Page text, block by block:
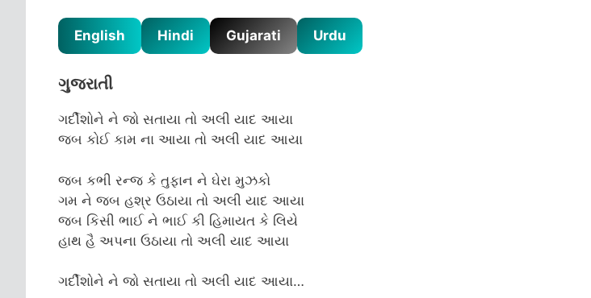
English Hindi Gujarati Urdu
ગુજરાતી
ગર્દીશોને ને જો સતાયા તો અલી યાદ આયા
જબ કોઈ કામ ના આયા તો અલી યાદ આયા
જબ કભી રન્જ કે તુફાન ને ઘેરા મુઝકો
ગમ ને જબ હશ્ર ઉઠાયા તો અલી યાદ આયા
જબ કિસી ભાઈ ને ભાઈ કી હિમાયત કે લિયે
હાથ હૈ અપના ઉઠાયા તો અલી યાદ આયા
ગર્દીશોને ને જો સતાયા તો અલી યાદ આયા…